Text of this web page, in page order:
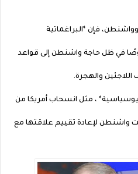
فإن *البراغماتية
في ظل حاجة واشنطن إلى قواعد
والهجرة.
، مثل انسحاب أمريكا من
واشنطن لإعادة تقييم علاقتها مع